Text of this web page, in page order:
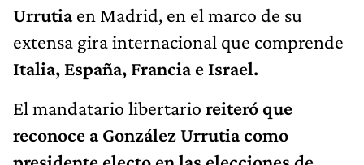
Urrutiaen Madrid, en el marco de su
extensa gira internacional que comprende
Italia, España, Francia e Israel.
El mandatario libertario reiteró que
reconoce a González Urrutia como